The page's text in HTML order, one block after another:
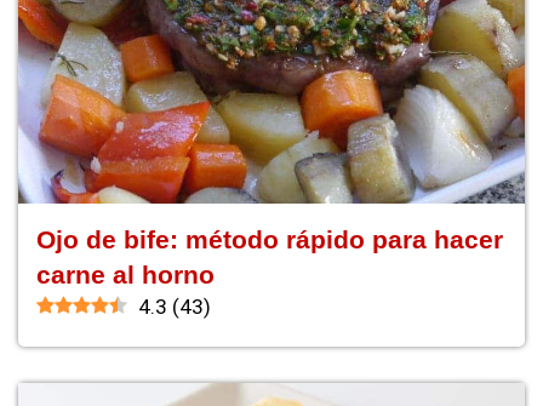
Ojo de bife: método rápido para hacer
carne al horno
4.3 (43)